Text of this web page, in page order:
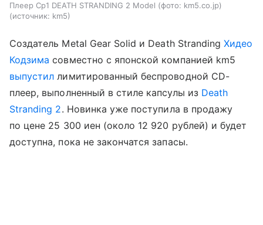
Плеер Cp1 DEATH STRANDING 2 Model (фото: km5.co.jp)
источник: km5
Создатель Metal Gear Solid и Death StrandingХидео
Кодзима совместно с японской компанией km5
выпустил лимитированный беспроводной CD-
плеер, выполненный в стиле капсулы из Death
Stranding 2. Новинка уже поступила в продажу
по цене 25 300 иен (около 12 920 рублей) и будет
доступна, пока не закончатся запасы.